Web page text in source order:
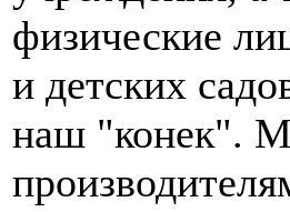
физические
и детских
наш "конек".